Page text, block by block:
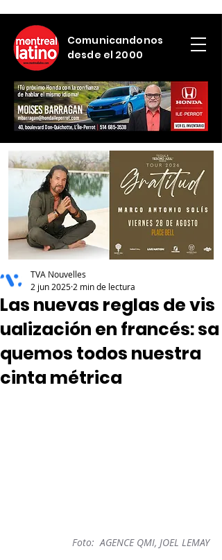
Comunicandonos
desde el 2000
Las nuevas reglas de vis
ualización en francés: sa
quemos todos nuestra
cinta métrica
TVA Nouvelles
2 jun 2025 2 min de lectura
Foto:  AGENCE QMI, JOEL LEMAY